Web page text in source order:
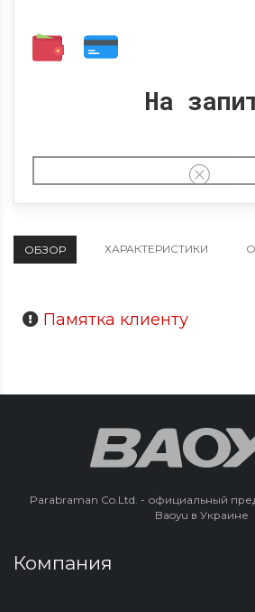
На
ОБЗОР ХАРАКТЕРИСТИКИ
Памятка клиенту
Parabraman Co.Ltd. - официальный
Baoyu в Украине
Компания